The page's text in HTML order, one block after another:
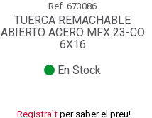
Ref. 673086
TUERCA REMACHABLE
ABIERTO ACERO MFX 23-CO
6X16
En Stock
Registra't per saber el preu!